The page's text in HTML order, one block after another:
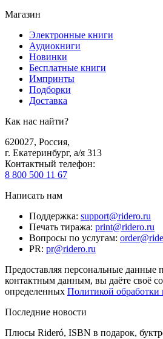
Магазин
Электронные книги
Аудиокниги
Новинки
Бесплатные книги
Импринты
Подборки
Доставка
Как нас найти?
620027, Россия,
г. Екатеринбург, а/я 313
Контактный телефон:
8 800 500 11 67
Написать нам
Поддержка: support@ridero.ru
Печать тиража: print@ridero.ru
Вопросы по услугам:
PR: pr@ridero.ru
Предоставляя персональные данные
контактным данным, вы даёте своё
определенных Политикой
Последние новости
Плюсы Rideró, ISBN в подарок,